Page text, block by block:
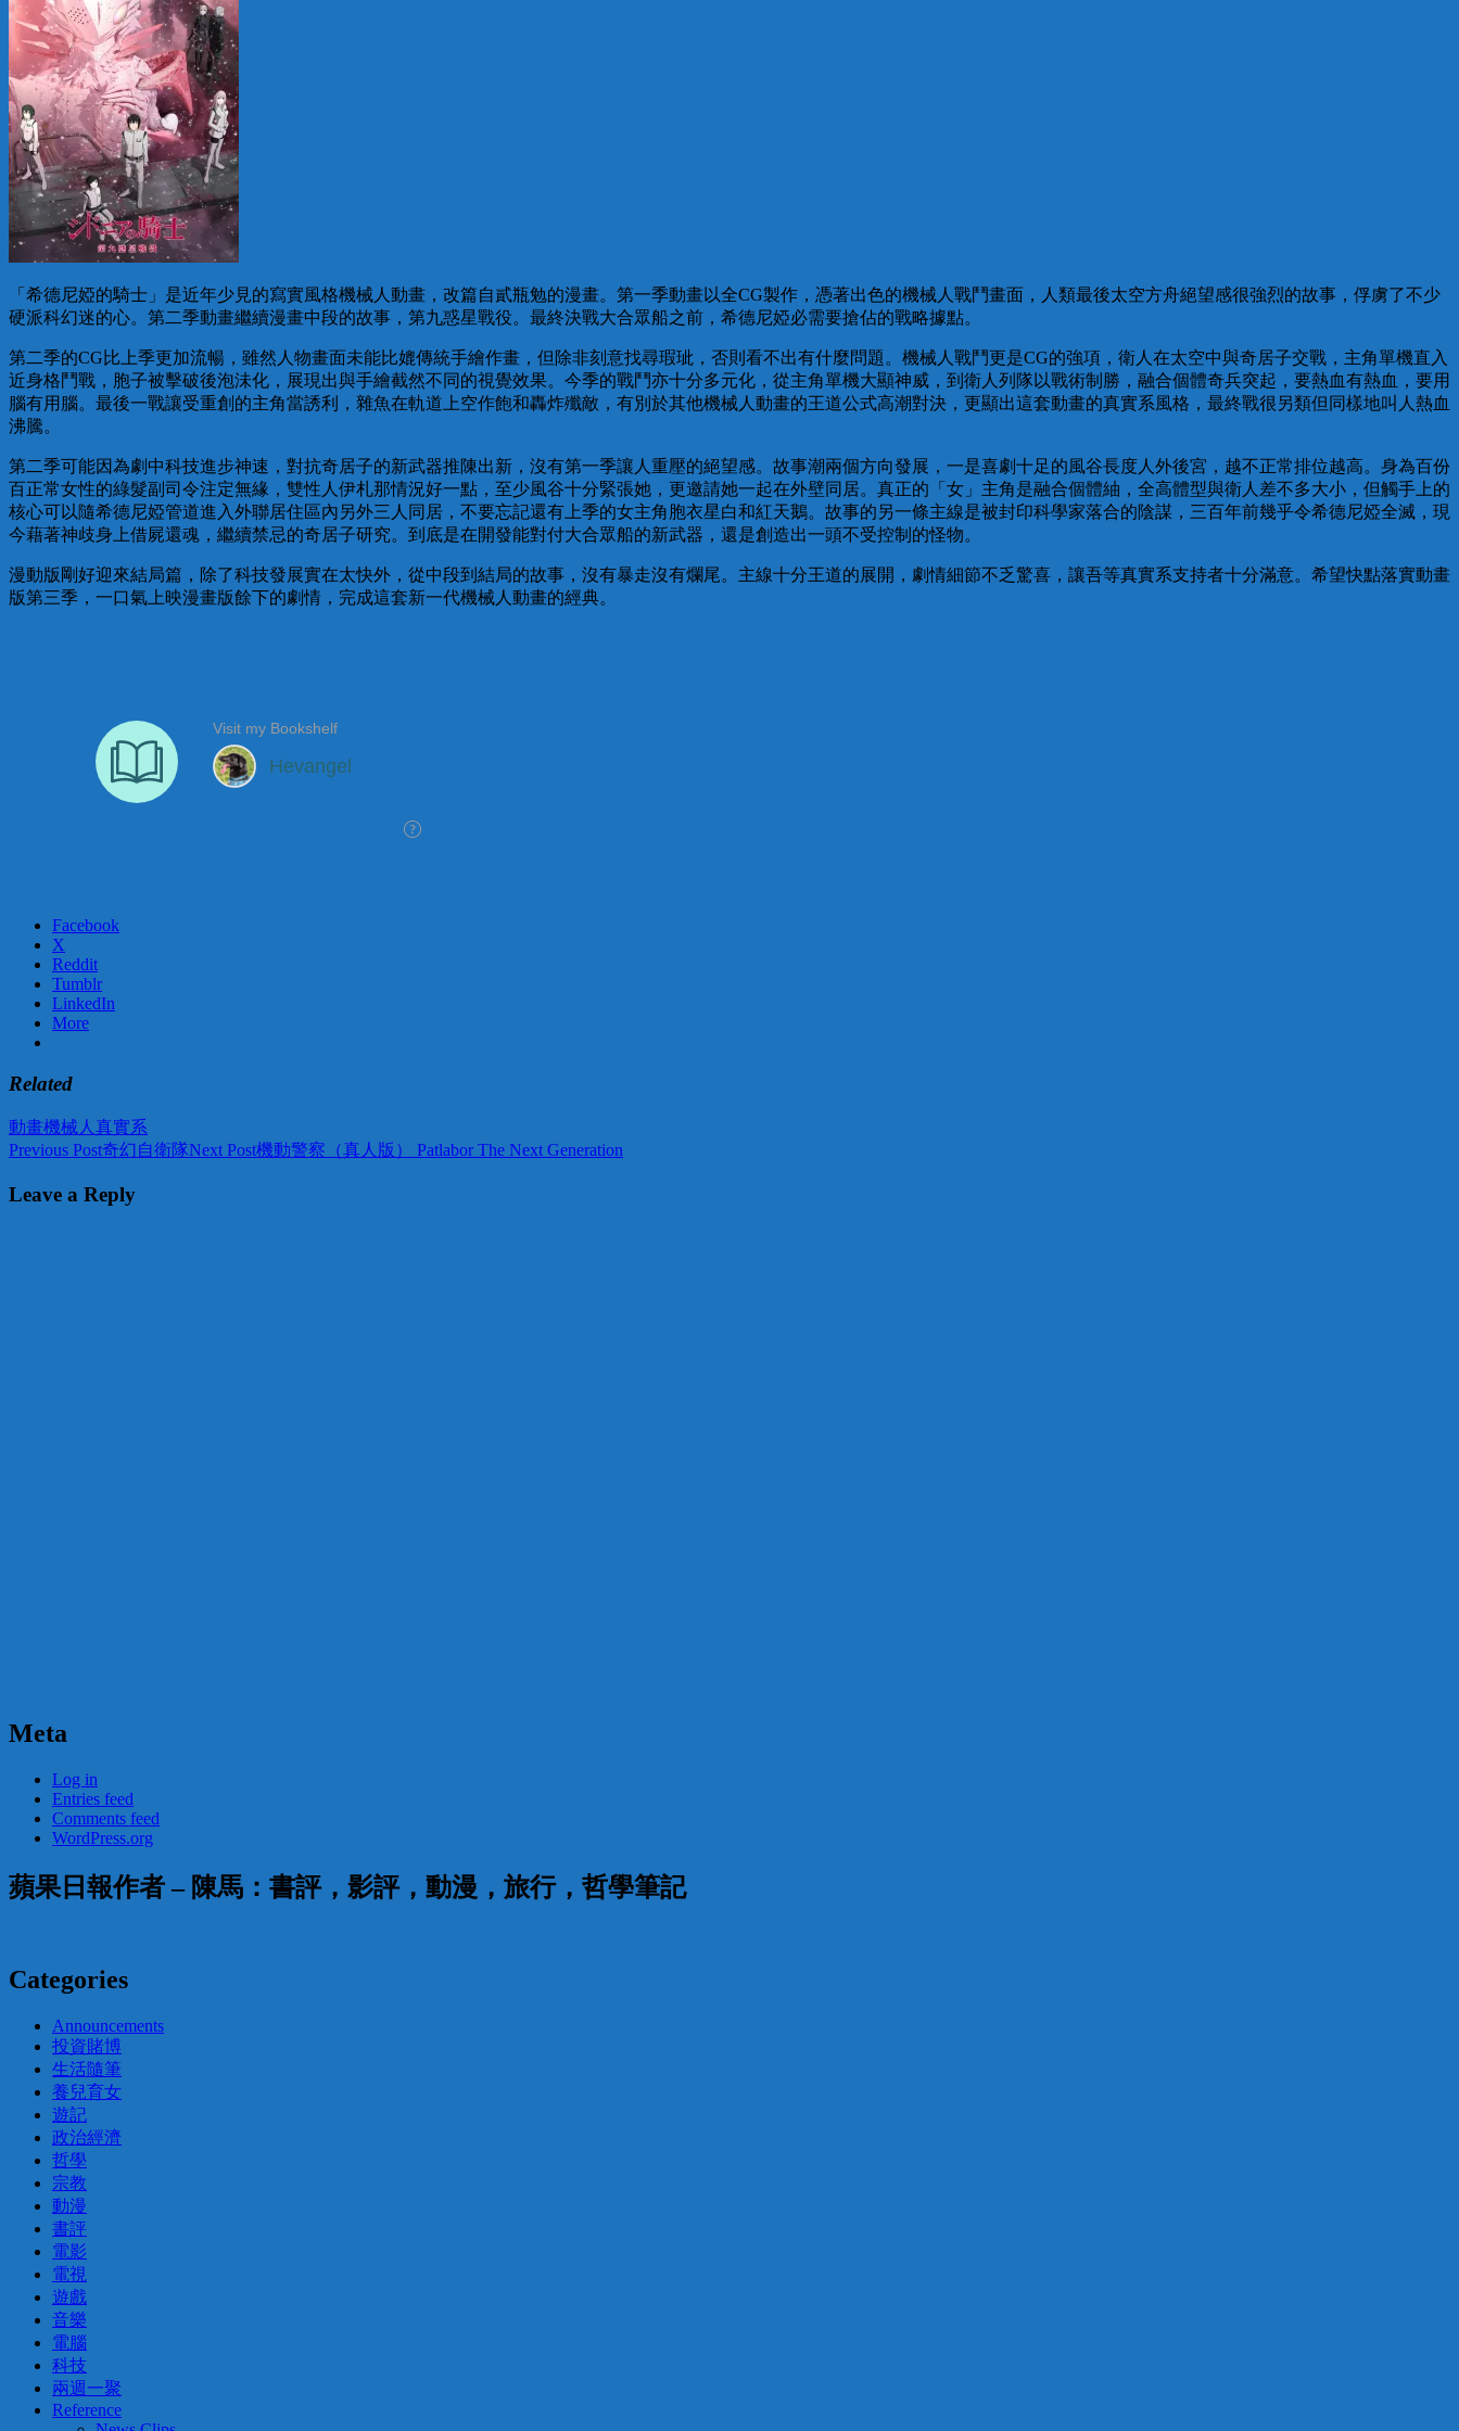
「希德尼婭的騎士」是近年少見的寫實風格機械人動畫，改篇自貳瓶勉的漫畫。第一季動畫以全CG製作，憑著出色的機械人戰鬥畫面，人類最後太空方舟絕望感很強烈的故事，俘虜了不少
硬派科幻迷的心。第二季動畫繼續漫畫中段的故事，第九惑星戰役。最終決戰大合眾船之前，希德尼婭必需要搶佔的戰略據點。
第二季的CG比上季更加流暢，雖然人物畫面未能比媲傳統手繪作畫，但除非刻意找尋瑕玼，否則看不出有什麼問題。機械人戰鬥更是CG的強項，衛人在太空中與奇居子交戰，主角單機直入
近身格鬥戰，胞子被擊破後泡沬化，展現出與手繪截然不同的視覺效果。今季的戰鬥亦十分多元化，從主角單機大顯神威，到衛人列隊以戰術制勝，融合個體奇兵突起，要熱血有熱血，要用
腦有用腦。最後一戰讓受重創的主角當誘利，雜魚在軌道上空作飽和轟炸殲敵，有別於其他機械人動畫的王道公式高潮對決，更顯出這套動畫的真實系風格，最終戰很另類但同樣地叫人熱血
沸騰。
第二季可能因為劇中科技進步神速，對抗奇居子的新武器推陳出新，沒有第一季讓人重壓的絕望感。故事潮兩個方向發展，一是喜劇十足的風谷長度人外後宮，越不正常排位越高。身為百份
百正常女性的綠髮副司令注定無緣，雙性人伊札那情況好一點，至少風谷十分緊張她，更邀請她一起在外壁同居。真正的「女」主角是融合個體紬，全高體型與衛人差不多大小，但觸手上的
核心可以隨希德尼婭管道進入外聯居住區內另外三人同居，不要忘記還有上季的女主角胞衣星白和紅天鵝。故事的另一條主線是被封印科學家落合的陰謀，三百年前幾乎令希德尼婭全滅，現
今藉著神歧身上借屍還魂，繼續禁忌的奇居子研究。到底是在開發能對付大合眾船的新武器，還是創造出一頭不受控制的怪物。
漫動版剛好迎來結局篇，除了科技發展實在太快外，從中段到結局的故事，沒有暴走沒有爛尾。主線十分王道的展開，劇情細節不乏驚喜，讓吾等真實系支持者十分滿意。希望快點落實動畫
版第三季，一口氣上映漫畫版餘下的劇情，完成這套新一代機械人動畫的經典。
Facebook
X
Reddit
Tumblr
LinkedIn
More
Related
動畫機械人 真實系
Post
navigation
Previous Post奇幻自衛隊Next Post機動警察（真人版） Patlabor The Next Generation
Leave a Reply
Meta
Log in
Entries feed
Comments feed
WordPress.org
蘋果日報作者 – 陳馬：書評，影評，動漫，旅行，哲學筆記
Categories
Announcements
投資賭博
生活隨筆
養兒育女
遊記
政治經濟
哲學
宗教
動漫
書評
電影
電視
遊戲
音樂
電腦
科技
兩週一聚
Reference